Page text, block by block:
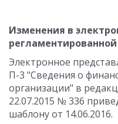
Изменения в
Электронное
П-3 "Сведения о
организации" в
22.07.2015 № 336
шаблону от 14.06.2016.